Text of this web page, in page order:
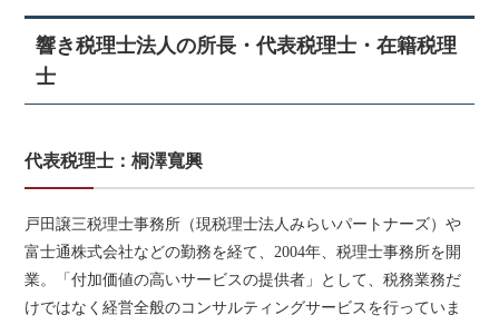
響き税理士法人の所長・代表税理士・在籍税理
士
代表税理士：桐澤寬興
戸田譲三税理士事務所（現税理士法人みらいパートナーズ）や
富士通株式会社などの勤務を経て、2004年、税理士事務所を開
業。「付加価値の高いサービスの提供者」として、税務業務だ
けではなく経営全般のコンサルティングサービスを行っていま